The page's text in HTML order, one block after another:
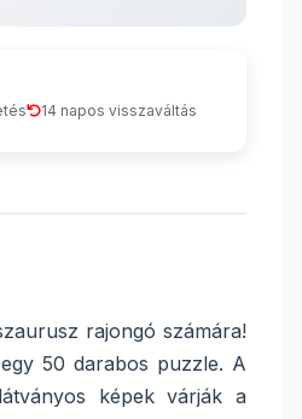
14 napos visszaváltás
rajongó számára!
50 darabos puzzle. A
képek várják a